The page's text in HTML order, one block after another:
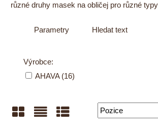
různé druhy masek na obličej pro různé
Parametry Hledat text
Výrobce:
AHAVA (16)